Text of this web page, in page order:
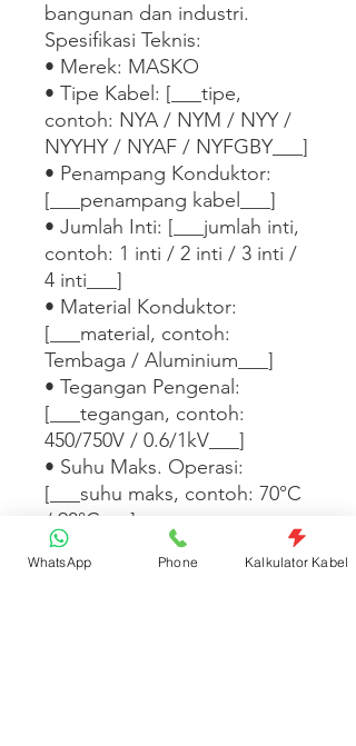
bangunan dan industri.
Spesifikasi Teknis:
• Merek: MASKO
• Tipe Kabel: [___tipe,
contoh: NYA / NYM / NYY /
NYYHY / NYAF / NYFGBY___]
• Penampang Konduktor:
[___penampang kabel___]
• Jumlah Inti: [___jumlah inti,
contoh: 1 inti / 2 inti / 3 inti /
4 inti___]
• Material Konduktor:
[___material, contoh:
Tembaga / Aluminium___]
• Tegangan Pengenal:
[___tegangan, contoh:
450/750V / 0.6/1kV___]
• Suhu Maks. Operasi:
[___suhu maks, contoh: 70°C
/ 90°C___]
• Standar: [___standar,
contoh: SNI IEC 60227 / SNI
WhatsApp Phone Kalkulator Kabel